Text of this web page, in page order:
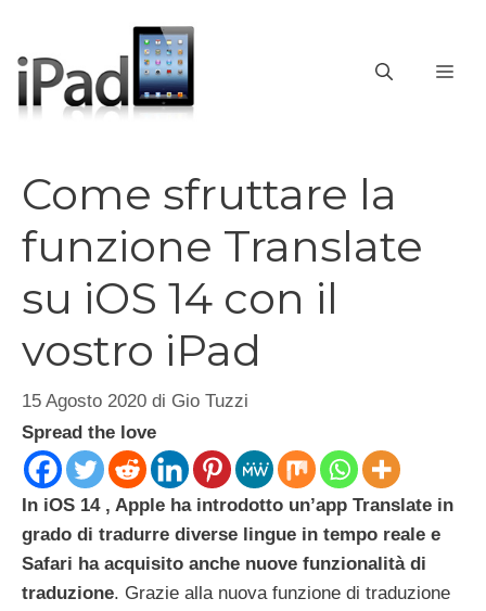
contenuto
Come sfruttare la
funzione Translate
su iOS 14 con il
vostro iPad
15 Agosto 2020 di Gio Tuzzi
Spread the love
In iOS 14 , Apple ha introdotto un’app Translate in
grado di tradurre diverse lingue in tempo reale e
Safari ha acquisito anche nuove funzionalità di
traduzione. Grazie alla nuova funzione di traduzione